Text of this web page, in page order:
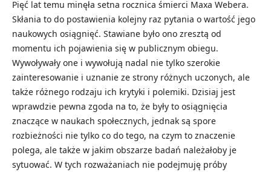
Pięć lat temu minęła setna rocznica śmierci Maxa Webera.
Skłania to do postawienia kolejny raz pytania o wartość jego
naukowych osiągnięć. Stawiane było ono zresztą od
momentu ich pojawienia się w publicznym obiegu.
Wywoływały one i wywołują nadal nie tylko szerokie
zainteresowanie i uznanie ze strony różnych uczonych, ale
także różnego rodzaju ich krytyki i polemiki. Dzisiaj jest
wprawdzie pewna zgoda na to, że były to osiągnięcia
znaczące w naukach społecznych, jednak są spore
rozbieżności nie tylko co do tego, na czym to znaczenie
polega, ale także w jakim obszarze badań należałoby je
sytuować. W tych rozważaniach nie podejmuję próby